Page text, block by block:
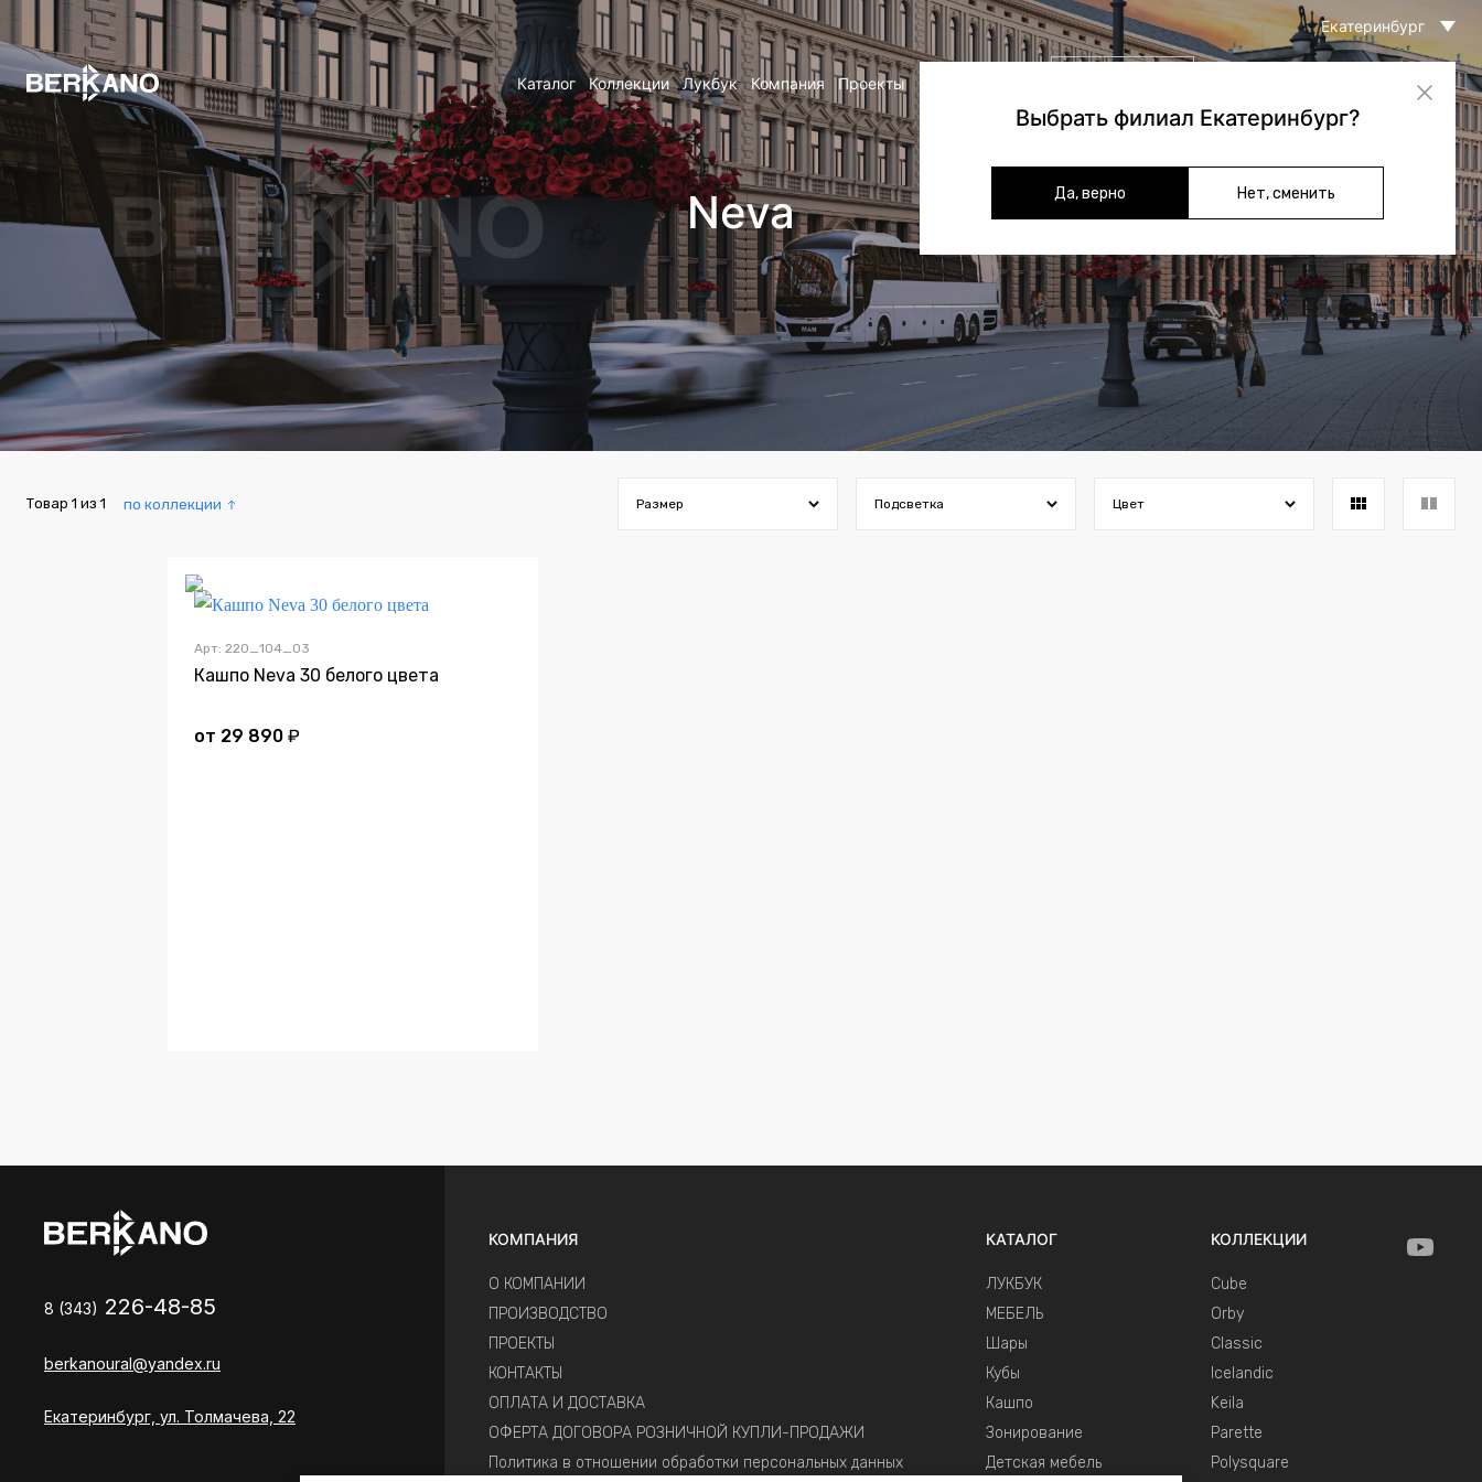
Екатеринбург
Выбрать филиал Екатеринбург?
Да, верно Нет, сменить
Каталог Коллекции Лукбук Компания Проекты Контакты
)
Neva
Товар 1 из 1 по коллекции Размер Подсветка Цвет
Арт: 220_104_03
Кашпо Neva 30 белого цвета
от 29 890 ₽
8 (343) 226-48-85
berkanoural@yandex.ru
Екатеринбург, ул. Толмачева, 22
КОМПАНИЯ
О КОМПАНИИ
ПРОИЗВОДСТВО
ПРОЕКТЫ
КОНТАКТЫ
ОПЛАТА И ДОСТАВКА
ОФЕРТА ДОГОВОРА РОЗНИЧНОЙ КУПЛИ-ПРОДАЖИ
Политика в отношении обработки персональных данных
КАТАЛОГ
ЛУКБУК
МЕБЕЛЬ
Шары
Кубы
Кашпо
Зонирование
Детская мебель
КОЛЛЕКЦИИ
Cube
Orby
Classic
Icelandic
Keila
Parette
Polysquare